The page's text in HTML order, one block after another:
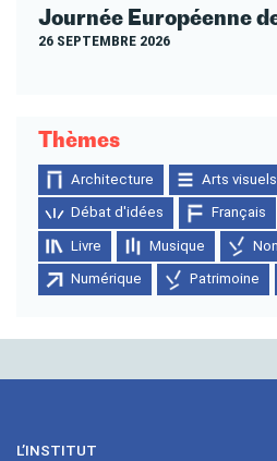
Journée Européenne
26 SEPTEMBRE 2026
Thèmes
Architecture Arts visuels
Débat d'idées Français
Livre Musique
Numérique Patrimoine
L’INSTITUT